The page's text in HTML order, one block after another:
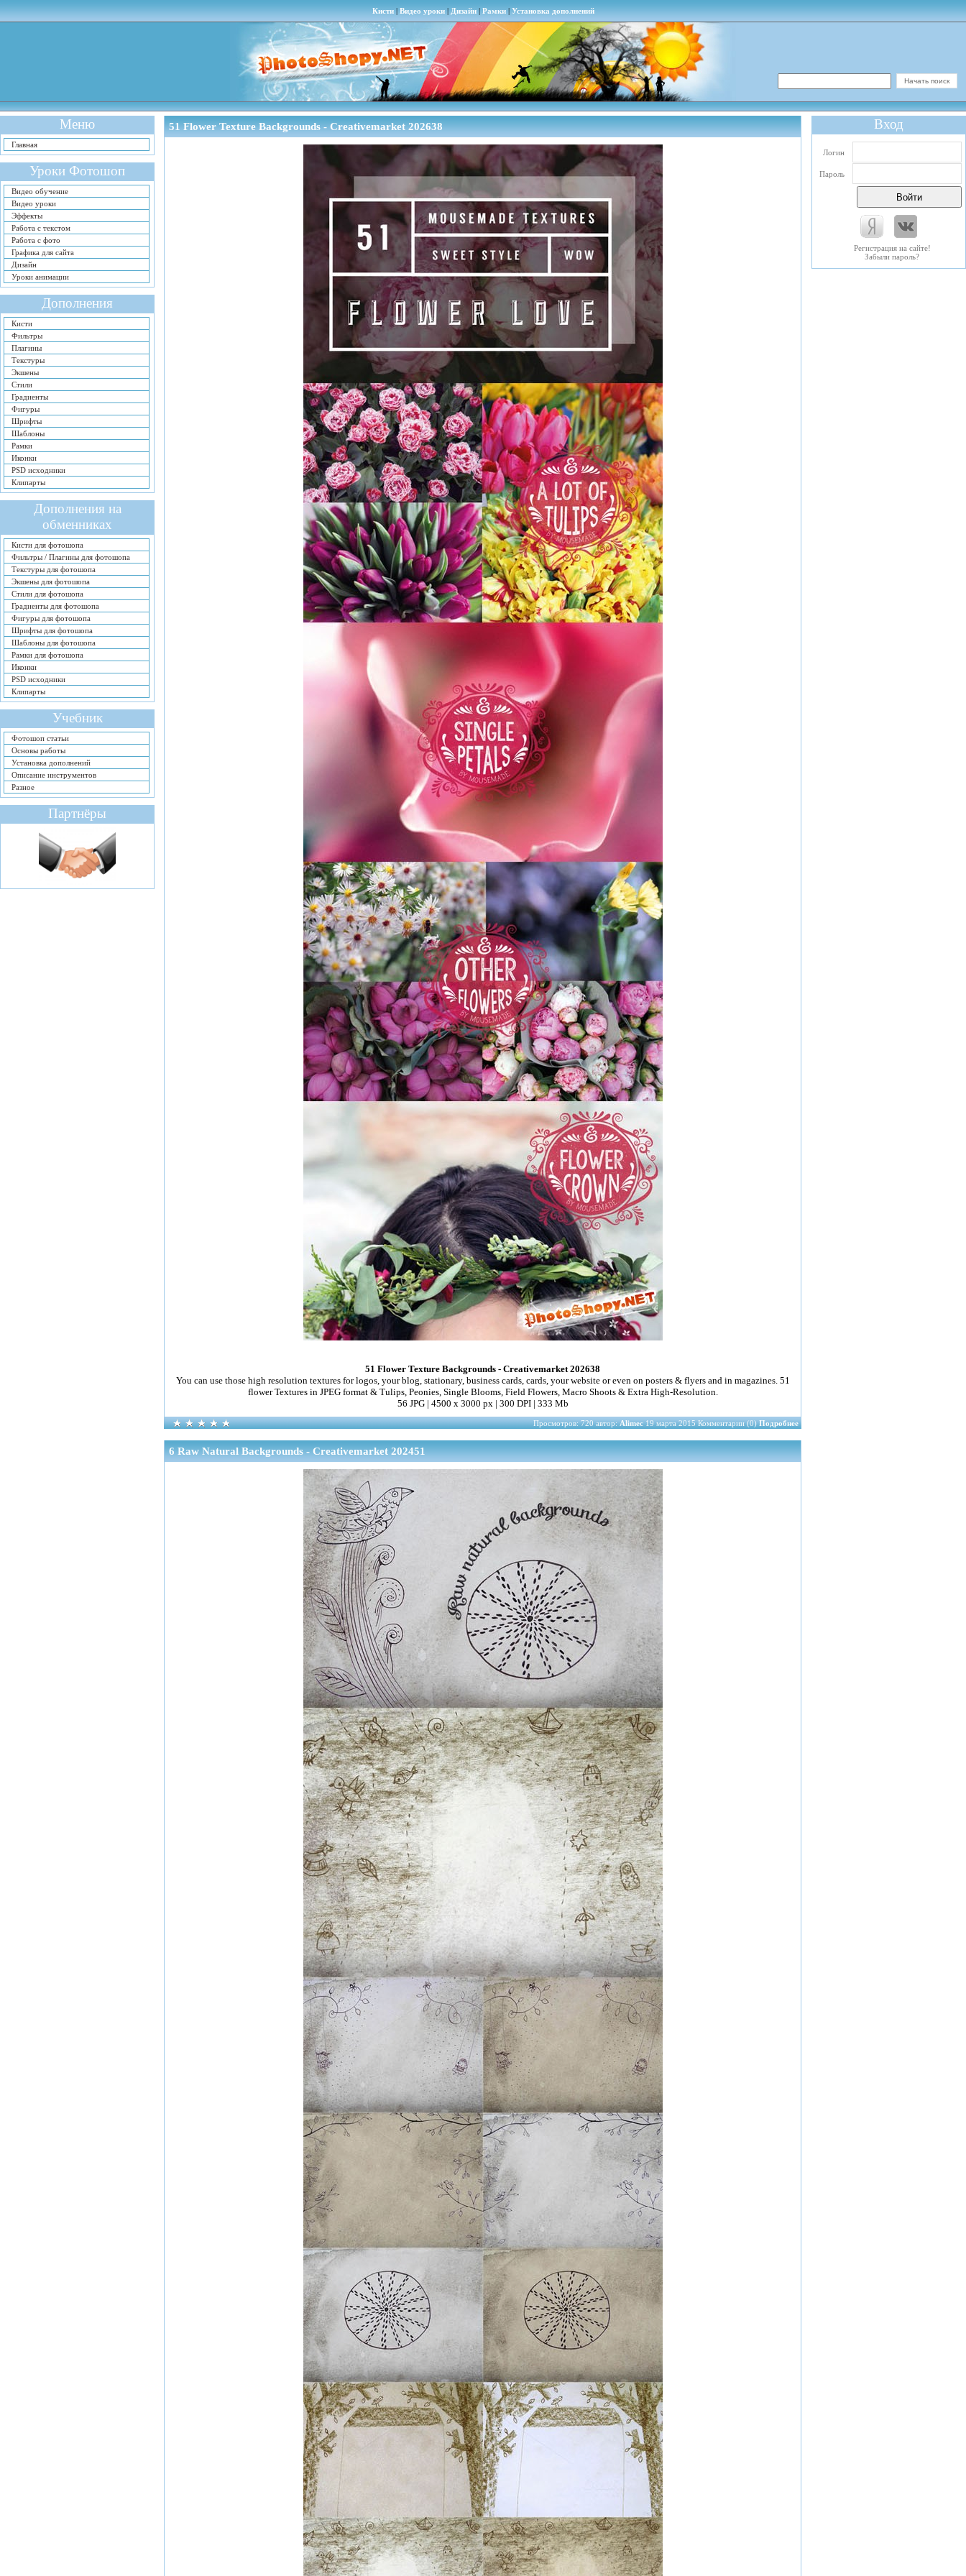
Кисти| Видео уроки| Дизайн| Рамки| Установка дополнений
Меню
Главная
Уроки Фотошоп
Видео обучение
Видео уроки
Эффекты
Работа с текстом
Работа с фото
Графика для сайта
Дизайн
Уроки анимации
Дополнения
Кисти
Фильтры
Плагины
Текстуры
Экшены
Стили
Градиенты
Фигуры
Шрифты
Шаблоны
Рамки
Иконки
PSD исходники
Клипарты
Дополнения на
обменниках
Кисти для фотошопа
Фильтры / Плагины для фотошопа
Текстуры для фотошопа
Экшены для фотошопа
Стили для фотошопа
Градиенты для фотошопа
Фигуры для фотошопа
Шрифты для фотошопа
Шаблоны для фотошопа
Рамки для фотошопа
Иконки
PSD исходники
Клипарты
Учебник
Фотошоп статьи
Основы работы
Установка дополнений
Описание инструментов
Разное
Партнёры
Вход
Логин
Пароль
Регистрация на сайте!
Забыли пароль?
51 Flower Texture Backgrounds - Creativemarket 202638
51 Flower Texture Backgrounds - Creativemarket 202638
You can use those high resolution textures for logos, your blog, stationary, business cards, cards, your website or even on posters & flyers and in magazines. 51
flower Textures in JPEG format & Tulips, Peonies, Single Blooms, Field Flowers, Macro Shoots & Extra High-Resolution.
56 JPG | 4500 x 3000 px | 300 DPI | 333 Mb
Просмотров: 720 автор:Alimec19 марта 2015 Комментарии (0)Подробнее
6 Raw Natural Backgrounds - Creativemarket 202451